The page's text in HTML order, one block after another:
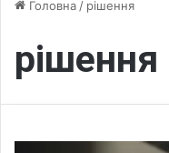
Головна / рішення
рішення